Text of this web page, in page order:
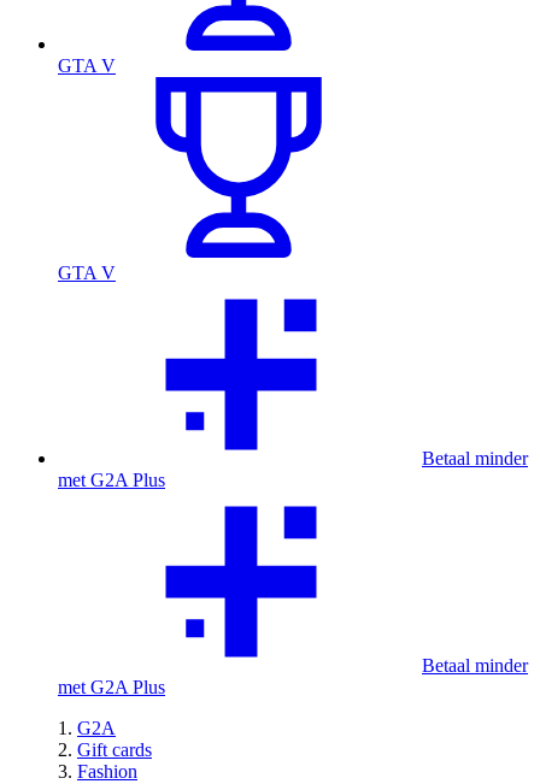
GTA V
GTA V
Betaal minder
met G2A Plus
Betaal minder
met G2A Plus
G2A
Gift cards
Fashion